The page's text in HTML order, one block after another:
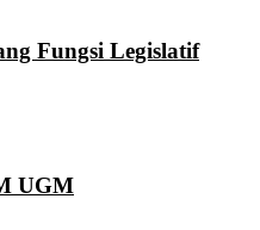
Fungsi Legislatif
UGM